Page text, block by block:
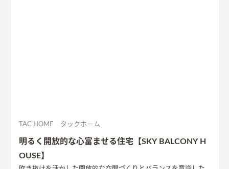
TAC HOME タックホーム
明るく開放的な心富ませる住宅【SKY BALCONY H
OUSE】